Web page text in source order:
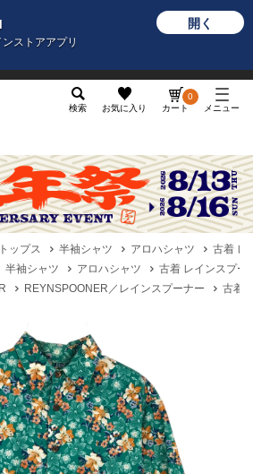
ストアアプリ
開く
検索 お気に入り カート
0
メニュー
トップス 半袖シャツ アロハシャツ
古着 レ
半袖シャツ アロハシャツ
古着 レインスプー
R REYNSPOONER／レインスプーナー 古着